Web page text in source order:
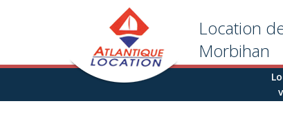
Location
Morbihan